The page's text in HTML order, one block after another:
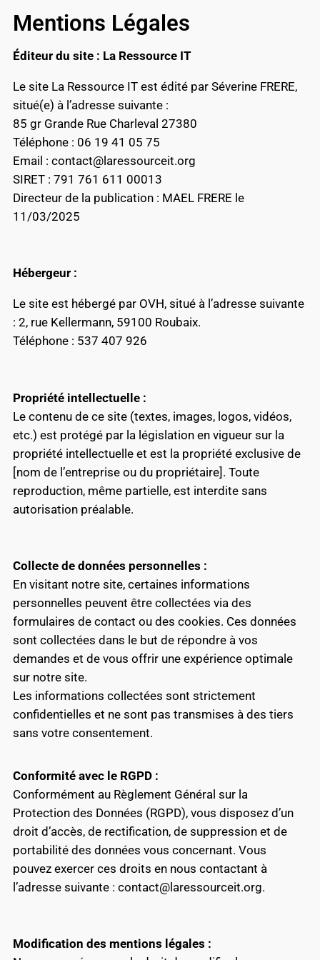
Mentions Légales
Éditeur du site : La Ressource IT
Le site La Ressource IT est édité par Séverine FRERE,
situé(e) à l’adresse suivante :
85 gr Grande Rue Charleval 27380
Téléphone : 06 19 41 05 75
Email : contact@laressourceit.org
SIRET : 791 761 611 00013
Directeur de la publication : MAEL FRERE le
11/03/2025
Hébergeur :
Le site est hébergé par OVH, situé à l’adresse suivante
: 2, rue Kellermann, 59100 Roubaix.
Téléphone : 537 407 926
Propriété intellectuelle :
Le contenu de ce site (textes, images, logos, vidéos,
etc.) est protégé par la législation en vigueur sur la
propriété intellectuelle et est la propriété exclusive de
[nom de l’entreprise ou du propriétaire]. Toute
reproduction, même partielle, est interdite sans
autorisation préalable.
Collecte de données personnelles :
En visitant notre site, certaines informations
personnelles peuvent être collectées via des
formulaires de contact ou des cookies. Ces données
sont collectées dans le but de répondre à vos
demandes et de vous offrir une expérience optimale
sur notre site.
Les informations collectées sont strictement
confidentielles et ne sont pas transmises à des tiers
sans votre consentement.
Conformité avec le RGPD :
Conformément au Règlement Général sur la
Protection des Données (RGPD), vous disposez d’un
droit d’accès, de rectification, de suppression et de
portabilité des données vous concernant. Vous
pouvez exercer ces droits en nous contactant à
l’adresse suivante : contact@laressourceit.org.
Modification des mentions légales :